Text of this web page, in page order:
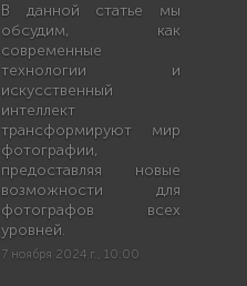
В данной статье мы
обсудим, как
современные
технологии и
искусственный
интеллект
трансформируют мир
фотографии,
предоставляя новые
возможности для
фотографов всех
уровней.
7 ноября 2024 г., 10:00